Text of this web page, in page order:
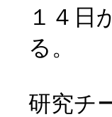
１４日
る。
研究チ